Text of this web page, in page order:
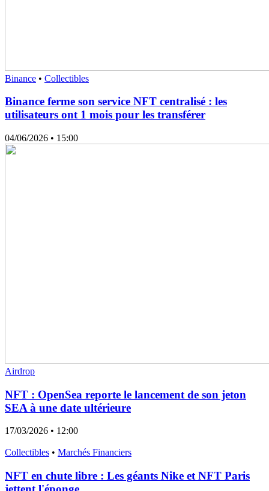
Binance • Collectibles
Binance ferme son service NFT centralisé : les
utilisateurs ont 1 mois pour les transférer
04/06/2026 • 15:00
Airdrop
NFT : OpenSea reporte le lancement de son jeton
SEA à une date ultérieure
17/03/2026 • 12:00
Collectibles • Marchés Financiers
NFT en chute libre : Les géants Nike et NFT Paris